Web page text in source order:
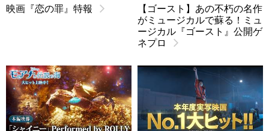
映画『恋の罪』特報
【ゴースト】あの不朽の名作
がミュージカルで蘇る！ミュ
ージカル『ゴースト』公開ゲ
ネプロ